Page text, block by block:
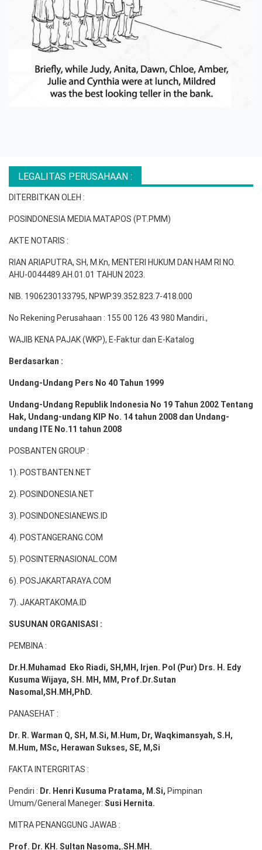
LEGALITAS PERUSAHAAN :
DITERBITKAN OLEH :
POSINDONESIA MEDIA MATAPOS (PT.PMM)
AKTE NOTARIS :
RIAN ARIAPUTRA, SH, M.Kn, MENTERI HUKUM DAN HAM RI NO.
AHU-0044489.AH.01.01 TAHUN 2023.
NIB. 1906230133795, NPWP.39.352.823.7-418.000
No Rekening Perusahaan : 155 00 126 43 980 Mandiri.,
WAJIB KENA PAJAK (WKP), E-Faktur dan E-Katalog
Berdasarkan :
Undang-Undang Pers No 40 Tahun 1999
Undang-Undang Republik Indonesia No 19 Tahun 2002 Tentang
Hak, Undang-undang KIP No. 14 tahun 2008 dan Undang-
undang ITE No.11 tahun 2008
POSBANTEN GROUP :
1). POSTBANTEN.NET
2). POSINDONESIA.NET
3). POSINDONESIANEWS.ID
4). POSTANGERANG.COM
5). POSINTERNASIONAL.COM
6). POSJAKARTARAYA.COM
7). JAKARTAKOMA.ID
SUSUNAN ORGANISASI :
PEMBINA :
Dr.H.Muhamad Eko Riadi, SH,MH , Irjen. Pol (Pur) Drs. H. Edy
Kusuma Wijaya, SH. MH, MM, Prof. Dr.Sutan
Nasomal,SH.MH,PhD.
PANASEHAT :
Dr. R. Warman Q, SH, M.Si, M.Hum, Dr, Waqkimansyah, S.H,
M.Hum, MSc, Herawan Sukses, SE, M,Si
FAKTA INTERGRITAS :
Pendiri : Dr. Henri Kusuma Pratama, M.Si, Pimpinan
Umum/General Maneger: Susi Hernita.
MITRA PENANGGUNG JAWAB :
Prof. Dr. KH. Sultan Nasoma,.SH.MH.